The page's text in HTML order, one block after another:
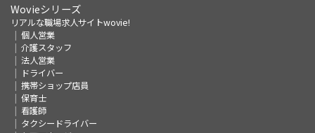
Wovieシリーズ
リアルな職場求人サイトwovie!
個人営業
介護スタッフ
法人営業
ドライバー
携帯ショップ店員
保育士
看護師
タクシードライバー